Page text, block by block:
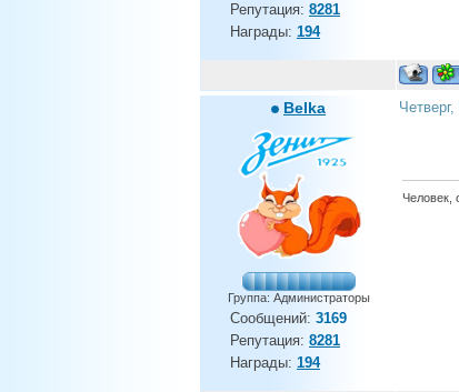
Репутация: 8281
Награды: 194
Belka
Группа: Администраторы
Сообщений: 3169
Репутация: 8281
Награды: 194
Человек,